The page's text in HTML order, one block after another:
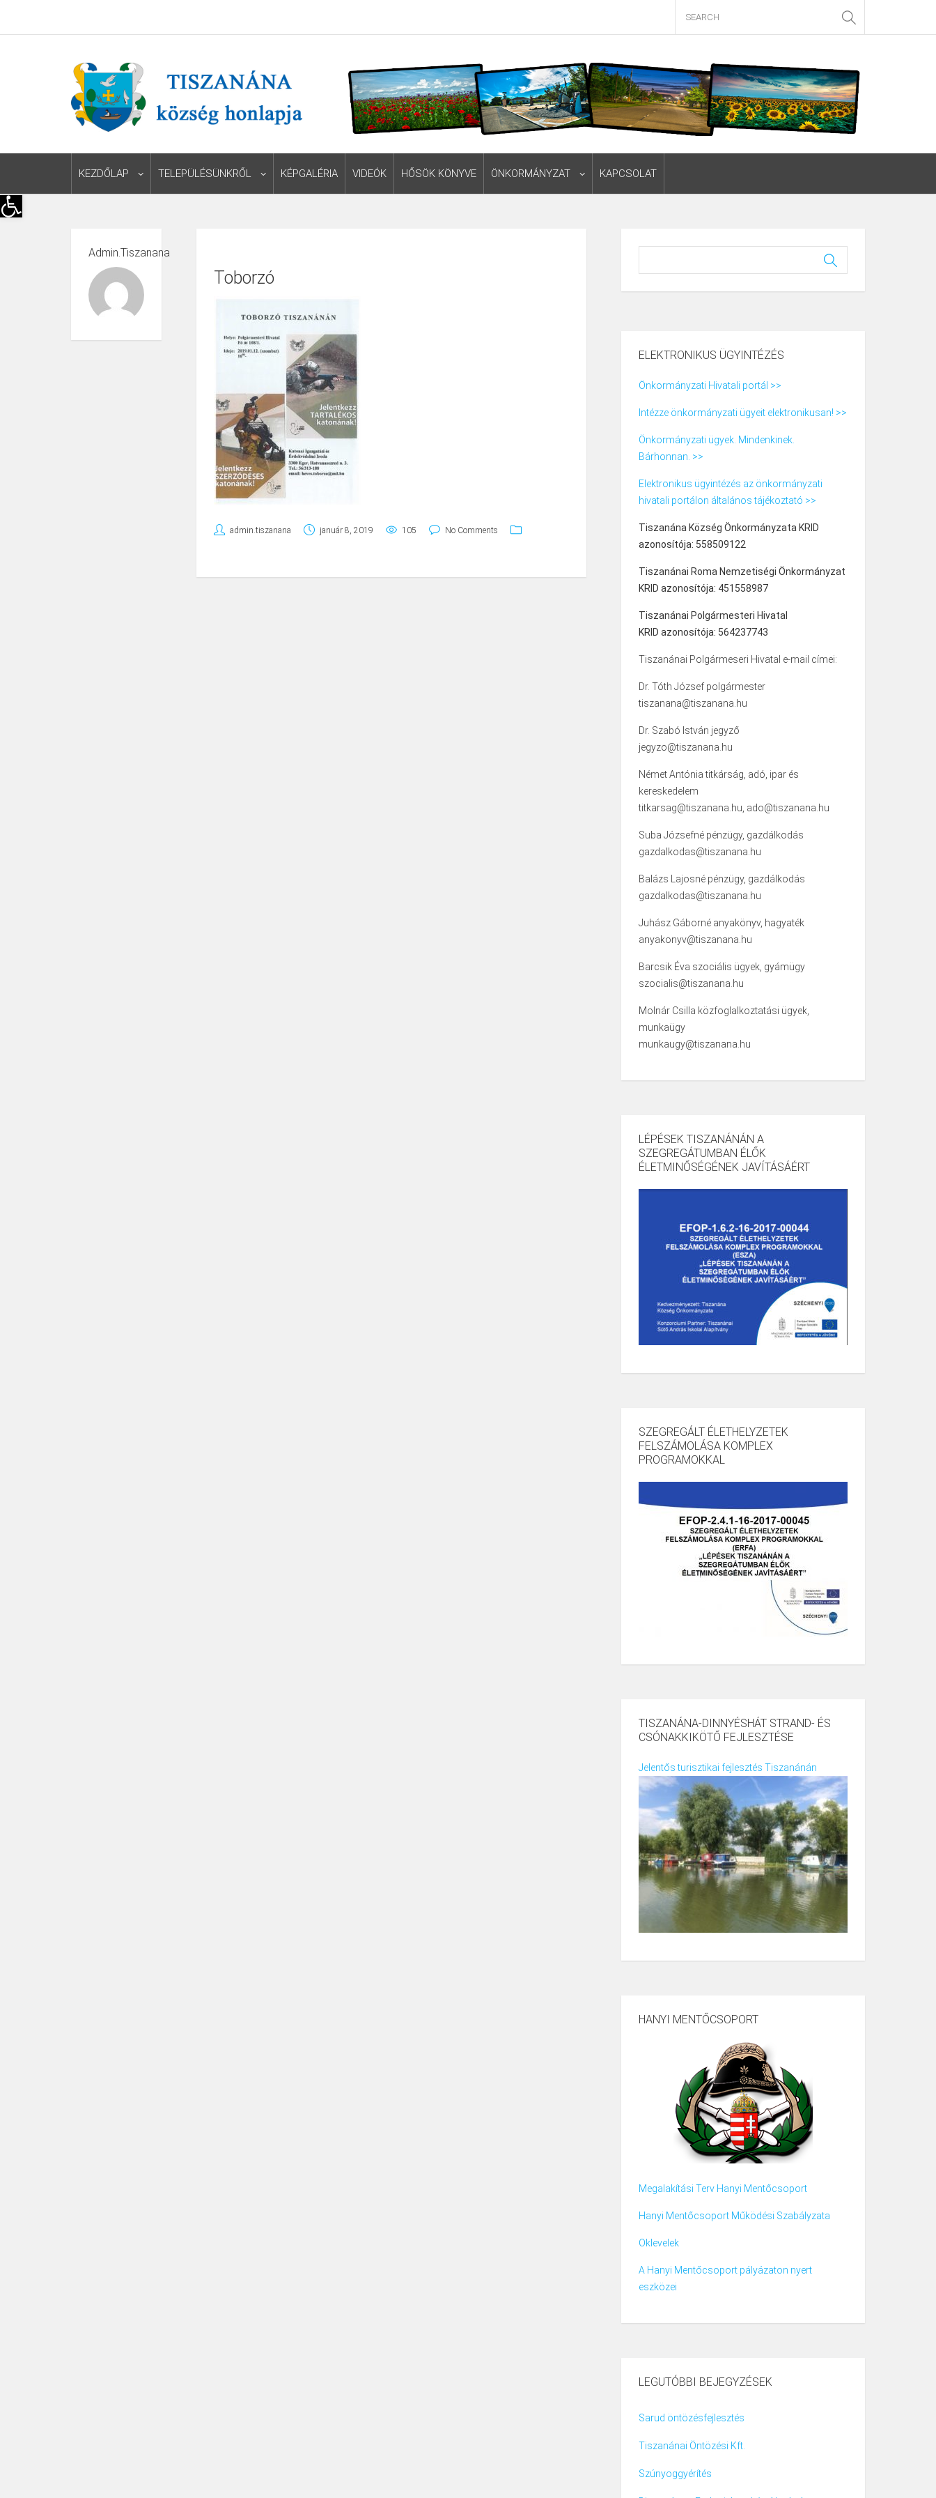
Eszköztár megnyitása
KEZDŐLAP TELEPÜLÉSÜNKRŐL KÉPGALÉRIA VIDEÓK HŐSÖK KÖNYVE ÖNKORMÁNYZAT KAPCSOLAT
Admin.tiszanana
Toborzó
admin.tiszanana január 8, 2019 105 No Comments
ELEKTRONIKUS ÜGYINTÉZÉS
Önkormányzati Hivatali portál >>
Intézze önkormányzati ügyeit elektronikusan! >>
Önkormányzati ügyek. Mindenkinek.
Bárhonnan. >>
Elektronikus ügyintézés az önkormányzati
hivatali portálon általános tájékoztató >>
Tiszanána Község Önkormányzata KRID
azonosítója: 558509122
Tiszanánai Roma Nemzetiségi Önkormányzat
KRID azonosítója: 451558987
Tiszanánai Polgármesteri Hivatal
KRID azonosítója: 564237743
Tiszanánai Polgármeseri Hivatal e-mail címei:
Dr. Tóth József polgármester
tiszanana@tiszanana.hu
Dr. Szabó István jegyző
jegyzo@tiszanana.hu
Német Antónia titkárság, adó, ipar és
kereskedelem
titkarsag@tiszanana.hu, ado@tiszanana.hu
Suba Józsefné pénzügy, gazdálkodás
gazdalkodas@tiszanana.hu
Balázs Lajosné pénzügy, gazdálkodás
gazdalkodas@tiszanana.hu
Juhász Gáborné anyakönyv, hagyaték
anyakonyv@tiszanana.hu
Barcsik Éva szociális ügyek, gyámügy
szocialis@tiszanana.hu
Molnár Csilla közfoglalkoztatási ügyek,
munkaügy
munkaugy@tiszanana.hu
LÉPÉSEK TISZANÁNÁN A
SZEGREGÁTUMBAN ÉLŐK
ÉLETMINŐSÉGÉNEK JAVÍTÁSÁÉRT
SZEGREGÁLT ÉLETHELYZETEK
FELSZÁMOLÁSA KOMPLEX
PROGRAMOKKAL
TISZANÁNA-DINNYÉSHÁT STRAND- ÉS
CSÓNAKKIKÖTŐ FEJLESZTÉSE
Jelentős turisztikai fejlesztés Tiszanánán
HANYI MENTŐCSOPORT
Megalakítási Terv Hanyi Mentőcsoport
Hanyi Mentőcsoport Működési Szabályzata
Oklevelek
A Hanyi Mentőcsoport pályázaton nyert
eszközei
LEGUTÓBBI BEJEGYZÉSEK
Sarud öntözésfejlesztés
Tiszanánai Öntözési Kft.
Szúnyoggyérítés